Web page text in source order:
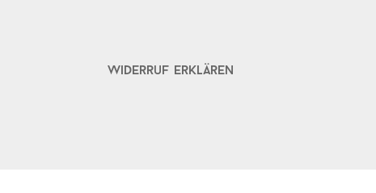
Widerruf erklären